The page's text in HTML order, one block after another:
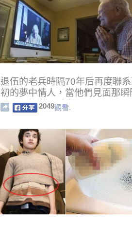
退伍的老兵時隔70年后再度聯
初的夢中情人，當他們見面那瞬
臉上已經滿是淚水了！
2049觀看.